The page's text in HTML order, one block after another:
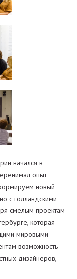
начался в
опыт
новый
с голландскими
смелым проектам
которая
мировыми
возможность
дизайнеров,